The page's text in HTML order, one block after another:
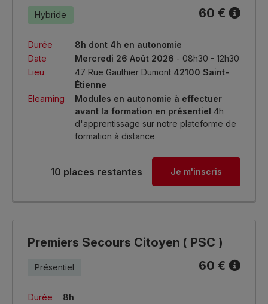
Hybride 60 €
Durée
8h dont 4h en autonomie
Date
Mercredi 26 Août 2026 - 08h30 - 12h30
Lieu
47 Rue Gauthier Dumont 42100 Saint-
Étienne
Elearning
Modules en autonomie à effectuer
avant la formation en présentiel 4h
d'apprentissage sur notre plateforme de
formation à distance
10 places restantes Je m'inscris
Premiers Secours Citoyen ( PSC )
Présentiel 60 €
Durée
8h